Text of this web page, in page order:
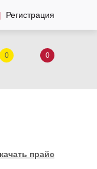
Регистрация
0 0
прайс